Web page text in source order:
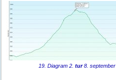
19. Diagram 2. tur8. september